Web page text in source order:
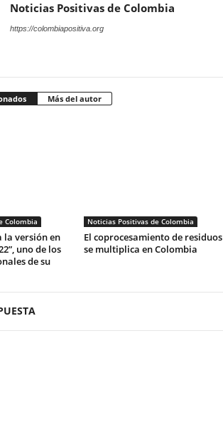
Noticias Positivas de Colombia
https://colombiapositiva.org
Más del autor
Colombia
la versión en
uno de los
de su
Noticias Positivas de Colombia
El coprocesamiento de residuos
se multiplica en Colombia